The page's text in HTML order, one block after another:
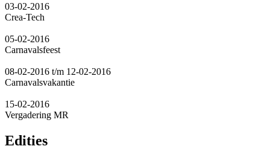
03-02-2016
Crea-Tech
05-02-2016
Carnavalsfeest
08-02-2016 t/m 12-02-2016
Carnavalsvakantie
15-02-2016
Vergadering MR
Edities